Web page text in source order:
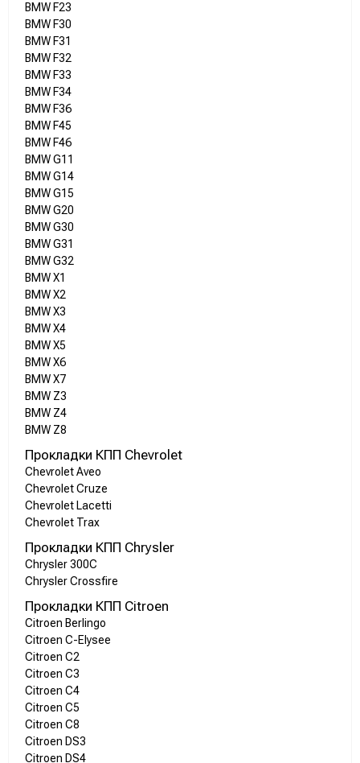
BMW F23
BMW F30
BMW F31
BMW F32
BMW F33
BMW F34
BMW F36
BMW F45
BMW F46
BMW G11
BMW G14
BMW G15
BMW G20
BMW G30
BMW G31
BMW G32
BMW X1
BMW X2
BMW X3
BMW X4
BMW X5
BMW X6
BMW X7
BMW Z3
BMW Z4
BMW Z8
Прокладки КПП Chevrolet
Chevrolet Aveo
Chevrolet Cruze
Chevrolet Lacetti
Chevrolet Trax
Прокладки КПП Chrysler
Chrysler 300C
Chrysler Crossfire
Прокладки КПП Citroen
Citroen Berlingo
Citroen C-Elysee
Citroen C2
Citroen C3
Citroen C4
Citroen C5
Citroen C8
Citroen DS3
Citroen DS4